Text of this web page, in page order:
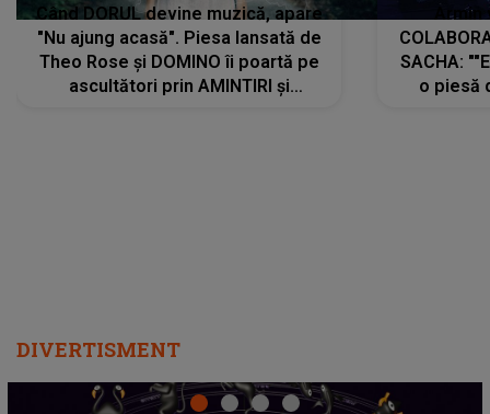
Când DORUL devine muzică, apare
"Nu ajung acasă". Piesa lansată de
Theo Rose și DOMINO îi poartă pe
ascultători prin AMINTIRI și
SACHA:
o piesă
DIVERTISMENT